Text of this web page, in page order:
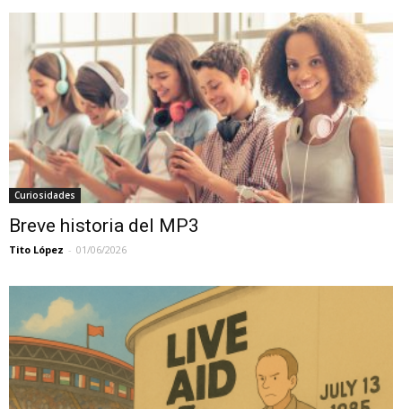
Curiosidades
Breve historia del MP3
Tito López - 01/06/2026